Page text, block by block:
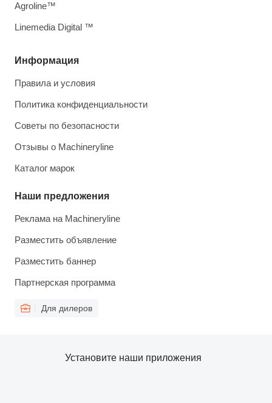
Информация
Правила и условия
Политика конфиденциальности
Советы по безопасности
Отзывы о Machineryline
Каталог марок
Наши предложения
Реклама на Machineryline
Разместить объявление
Разместить баннер
Партнерская программа
Для дилеров
Agroline™
Linemedia Digital ™
Установите наши приложения